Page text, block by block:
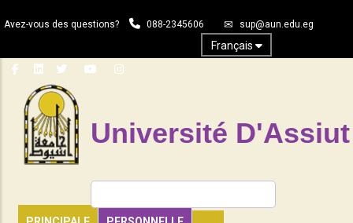
au
principal
Avez-vous des questions? 088-2345606 sup@aun.edu.eg
Français
Université D'Assiut